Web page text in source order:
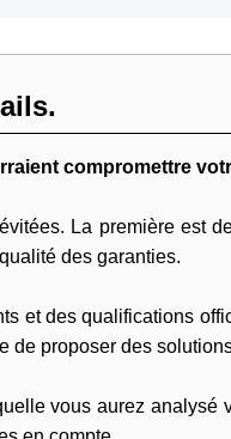
compromettre
La première est
des garanties.
et des qualifications
de proposer des
vous aurez analysé